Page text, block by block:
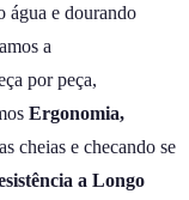
água e dourando
a
por peça,
Ergonomia,
cheias e checando se
a Longo